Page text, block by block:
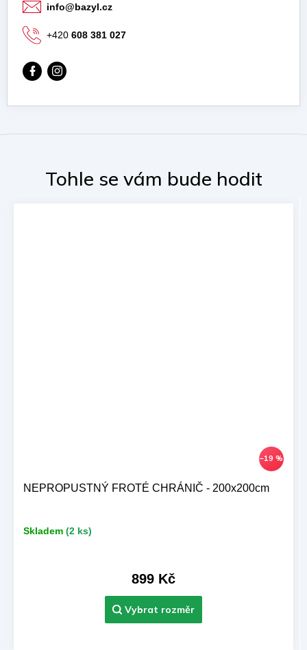
–19 %
NEPROPUSTNÝ FROTÉ CHRÁNIČ - 200x200cm
Skladem (2 ks)
899 Kč
info@bazyl.cz
+420 608 381 027